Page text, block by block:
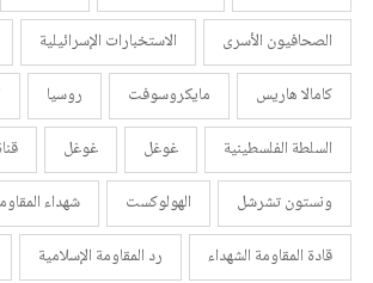
الصحافيون الأسرى
الاستخبارات الإسرائيلية
كامالا هاريس
مايكروسوفت روسيا
السلطة الفلسطينية
غوغل غوغل
ونستون تشرشل
الهولوكست
شهداء
قادة المقاومة الشهداء
رد المقاومة الإسلامية